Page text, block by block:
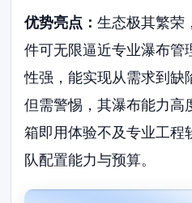
优势亮点：生态极其繁荣
件可无限逼近专业瀑布管
性强，能实现从需求到缺
但需警惕，其瀑布能力高
箱即用体验不及专业工程
队配置能力与预算。